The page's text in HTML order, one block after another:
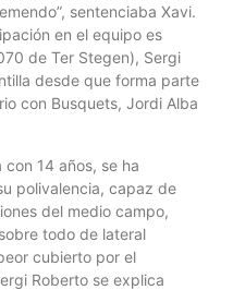
sentenciaba Xavi.
en el equipo es
de Ter Stegen), Sergi
desde que forma parte
con Busquets, Jordi Alba
con 14 años, se ha
polivalencia, capaz de
del medio campo,
todo de lateral
cubierto por el
Roberto se explica